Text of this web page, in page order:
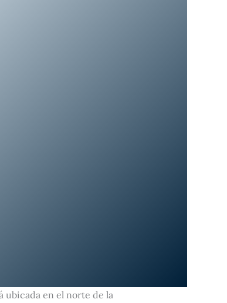
ubicada en el norte de la